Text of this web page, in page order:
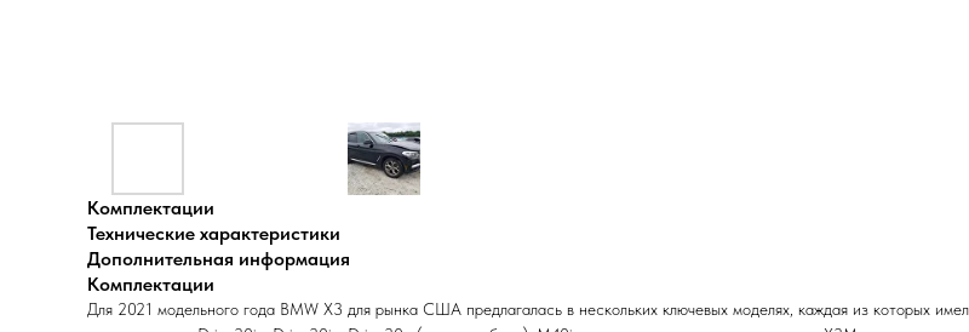
Комплектации
Технические характеристики
Дополнительная информация
Комплектации
Для 2021 модельного года BMW X3 для рынка США предлагалась в нескольких ключевых моделях, каждая из которых